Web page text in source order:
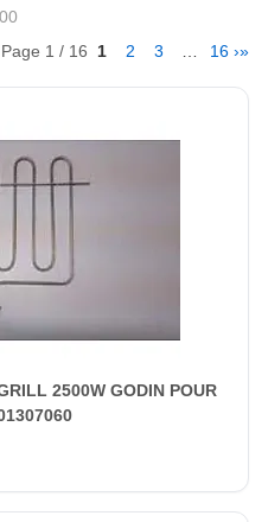
Page 1 / 16 1 2 3 16 ›»
2500W GODIN POUR